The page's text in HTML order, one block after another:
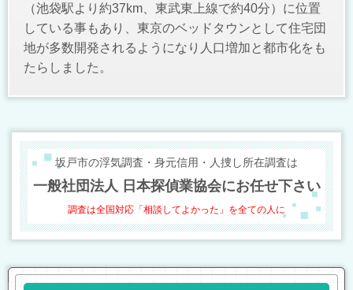
（池袋駅より約37km、東武東上線で約40分）に位置
している事もあり、東京のベッドタウンとして住宅団
地が多数開発されるようになり人口増加と都市化をも
たらしました。
坂戸市の浮気調査・身元信用・人捜し所在調査は
一般社団法人 日本探偵業協会にお任せ下さい
調査は全国対応「相談してよかった」を全ての人に